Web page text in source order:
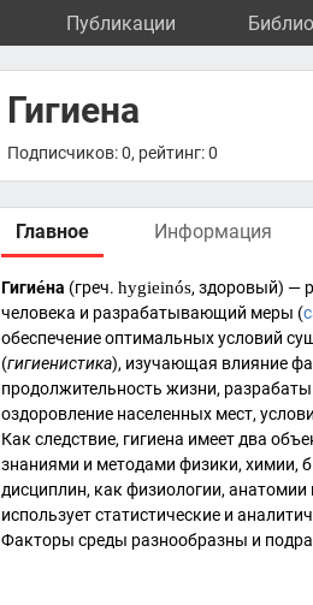
Публикации
Гигиена
Подписчиков: 0, рейтинг: 0
Главное Информация
Гигие́на (греч. hygieinós, здоровый) —
человека и разрабатывающий меры (
обеспечение оптимальных условий
(гигиенистика), изучающая влияние
продолжительность жизни,
оздоровление населенных мест,
Как следствие, гигиена имеет два
знаниями и методами физики, химии,
дисциплин, как физиологии, анатомии
использует статистические и
Факторы среды разнообразны и